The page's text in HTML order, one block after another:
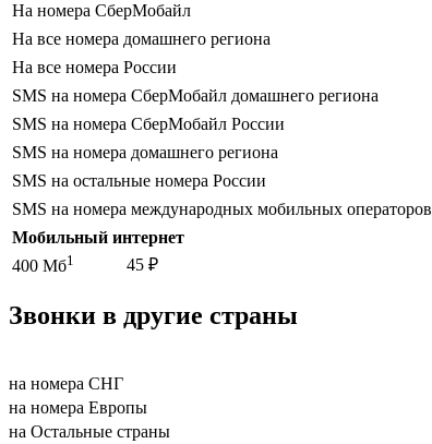
На номера СберМобайл
На все номера домашнего региона
На все номера России
SMS на номера СберМобайл домашнего региона
SMS на номера СберМобайл России
SMS на номера домашнего региона
SMS на остальные номера России
SMS на номера международных мобильных операторов
Мобильный интернет
400 Мб1 45 ₽
Звонки в другие страны
на номера СНГ
на номера Европы
на Остальные страны